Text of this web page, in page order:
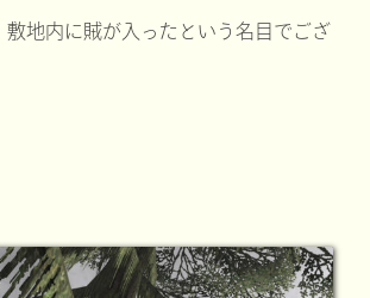
敷地内に賊が入ったという名目でござ